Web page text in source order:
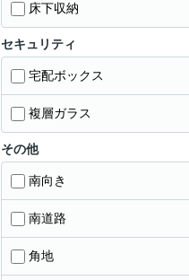
床下収納
セキュリティ
宅配ボックス
複層ガラス
その他
南向き
南道路
角地